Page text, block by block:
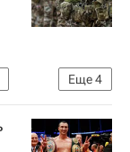
Еще4